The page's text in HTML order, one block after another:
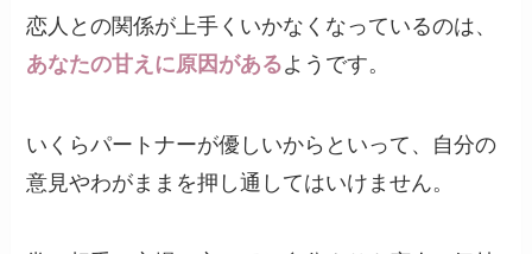
恋人との関係が上手くいかなくなっているのは、
あなたの甘えに原因があるようです。
いくらパートナーが優しいからといって、自分の
意見やわがままを押し通してはいけません。